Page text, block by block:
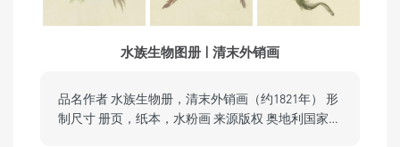
水族生物图册 | 清末外销画
品名作者 水族生物册，清末外销画（约1821年） 形
制尺寸 册页，纸本，水粉画 来源版权 奥地利国家…